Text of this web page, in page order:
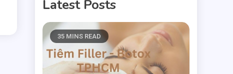
Latest Posts
35 MINS READ